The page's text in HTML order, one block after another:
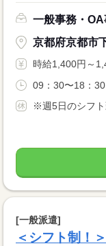
一般事務・OA
京都府京都市
時給1,400円～
09：30〜18：
※週5日のシフ
[一般派遣]
＜シフト制！